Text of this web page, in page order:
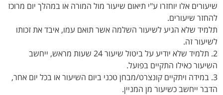
שיעורים אלו יוחזרו ע"י תיאום שיעור מול המורה או במהלך יום מרוכז
להחזר שיעורים.
תלמיד שלא הגיע לשיעור השלמה אשר תואם עמו, איבד את זכותו
לשיעור זה.
2. תלמיד שלא יודיע על ביטול שיעור 24 שעות מראש, ייחשב
השיעור כאילו התקיים בפועל.
3. במידה ויתקיים קונצרט/מבחן טכני ביום השיעור או בכל יום אחר,
הדבר ייחשב כשיעור מן המניין.